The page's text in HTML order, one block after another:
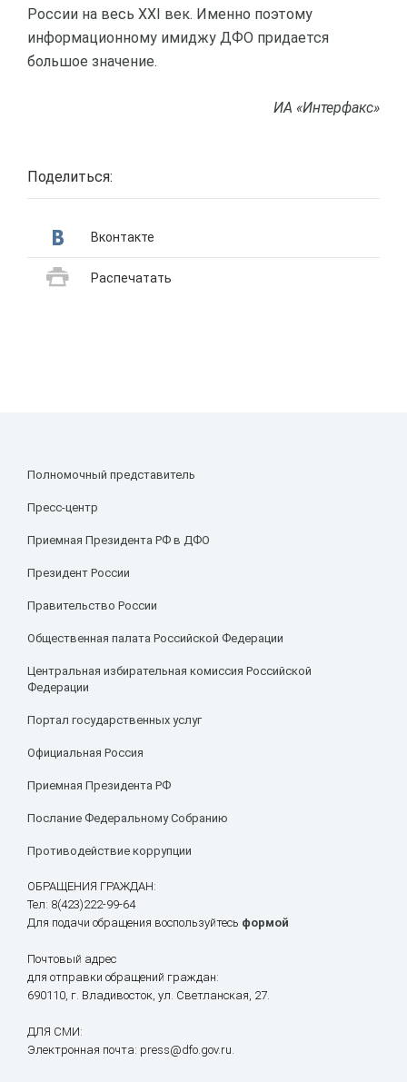
России на весь ХХI век. Именно поэтому
информационному имиджу ДФО придается
большое значение.
ИА «Интерфакс»
Поделиться:
Вконтакте
Распечатать
Полномочный представитель
Пресс-центр
Приемная Президента РФ в ДФО
Президент России
Правительство России
Общественная палата Российской Федерации
Центральная избирательная комиссия Российской
Федерации
Портал государственных услуг
Официальная Россия
Приемная Президента РФ
Послание Федеральному Собранию
Противодействие коррупции
ОБРАЩЕНИЯ ГРАЖДАН:
Тел: 8(423)222-99-64
Для подачи обращения воспользуйтесь формой
Почтовый адрес
для отправки обращений граждан:
690110, г. Владивосток, ул. Светланская, 27.
ДЛЯ СМИ:
Электронная почта: press@dfo.gov.ru.